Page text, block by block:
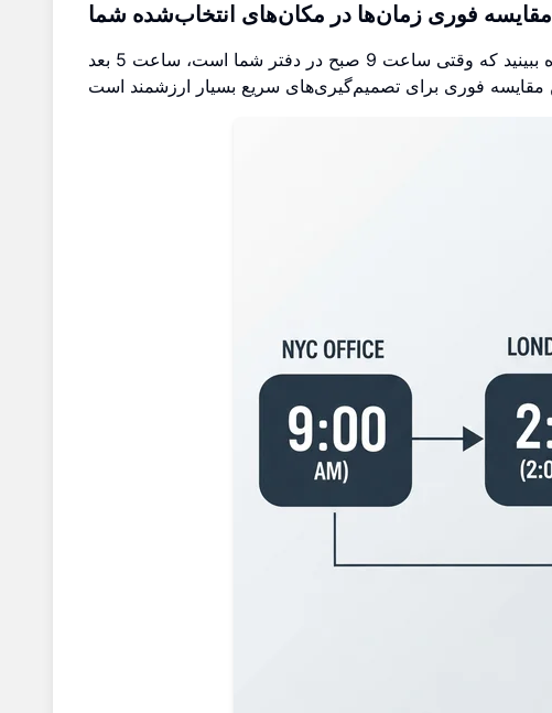
مقایسه فوری زمان‌ها در مکان‌های انتخاب‌شده شما
با نمایش تمام مکان‌های کلیدی شما در کنار هم، می‌توانید در یک نگاه ببینید که وقتی ساعت 9 صبح در دفتر شما است، ساعت 5 بعد